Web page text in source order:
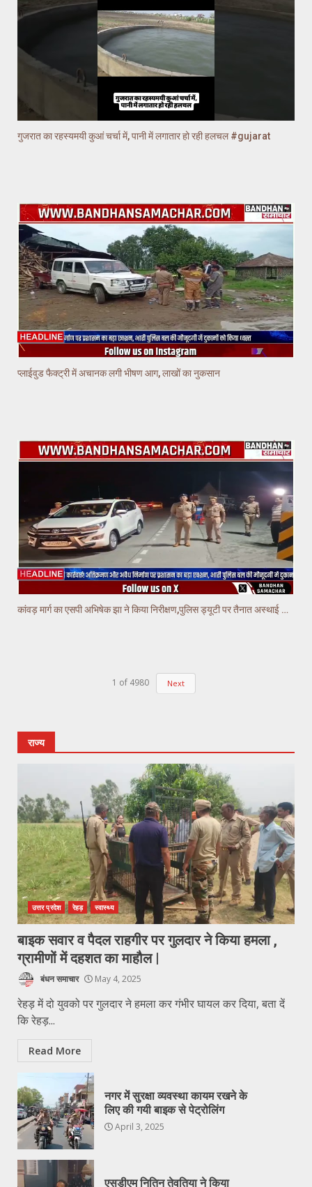
गुजरात का रहस्यमयी कुआं चर्चा में, पानी में लगातार हो रही हलचल #gujarat
प्लाईवुड फैक्ट्री में अचानक लगी भीषण आग, लाखों का नुकसान
कांवड़ मार्ग का एसपी अभिषेक झा ने किया निरीक्षण,पुलिस ड्यूटी पर तैनात अस्थाई चौकियो का किया निरीक्षण
1 of 4980 Next
राज्य
उत्तर प्रदेश रेहड़ स्वास्थ्य
बाइक सवार व पैदल राहगीर पर गुलदार ने किया हमला ,
ग्रामीणों में दहशत का माहौल |
बंधन समाचार May 4, 2025
रेहड़ में दो युवको पर गुलदार ने हमला कर गंभीर घायल कर दिया, बता दें
कि रेहड़...
Read More
नगर में सुरक्षा व्यवस्था कायम रखने के
लिए की गयी बाइक से पेट्रोलिंग
April 3, 2025
एसडीएम नितिन तेवतिया ने किया